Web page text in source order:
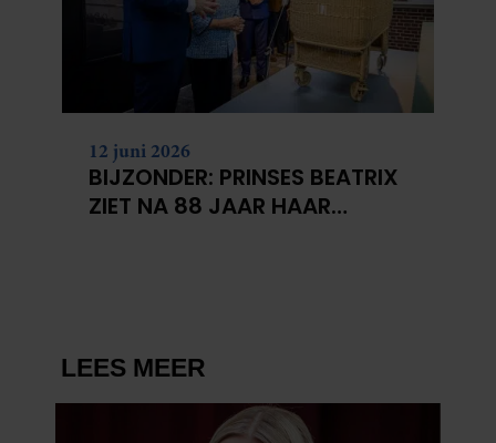
12 juni 2026
BIJZONDER: PRINSES BEATRIX
ZIET NA 88 JAAR HAAR